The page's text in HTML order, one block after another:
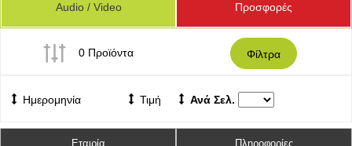
Audio / Video Προσφορές
0 Προϊόντα Φίλτρα
Ημερομηνία Τιμή Ανά Σελ.
Εταιρία
Πληροφορίες